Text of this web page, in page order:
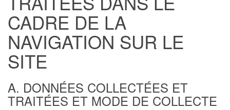
CADRE DE LA
NAVIGATION SUR LE
SITE
A. DONNÉES COLLECTÉES ET
TRAITÉES ET MODE DE COLLECTE